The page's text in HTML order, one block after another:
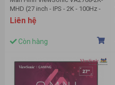
MHD (27 inch - IPS - 2K - 100Hz -
1ms- Speaker)
Liên hệ
Còn hàng